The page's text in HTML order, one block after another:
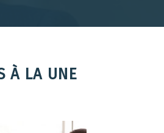
À LA UNE